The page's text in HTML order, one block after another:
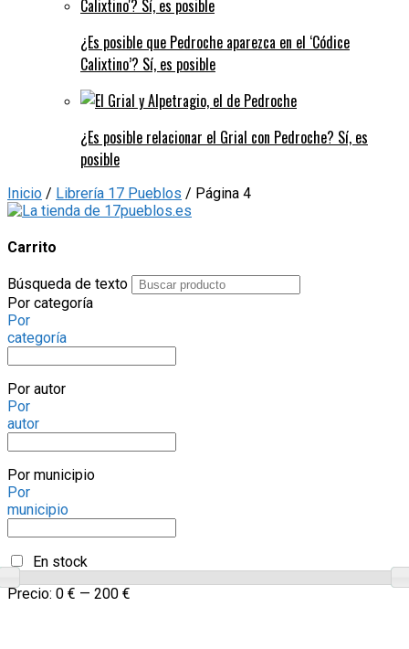
¿Es posible que Pedroche aparezca en el ‘Códice
Calixtino’? Sí, es posible
¿Es posible relacionar el Grial con Pedroche? Sí, es
posible
Inicio / Librería 17 Pueblos / Página 4
Carrito
Búsqueda de texto
Por categoría
Por
categoría
Por autor
Por
autor
Por municipio
Por
municipio
En stock
Precio: 0 € — 200 €